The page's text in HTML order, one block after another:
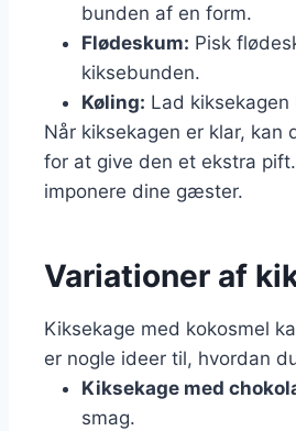
bunden af en form.
Flødeskum: Pisk
kiksebunden.
Køling: Lad
Når kiksekagen er klar, kan
for at give den et ekstra
imponere dine gæster.
Variationer af
Kiksekage med kokosmel
er nogle ideer til, hvordan
Kiksekage med
smag.